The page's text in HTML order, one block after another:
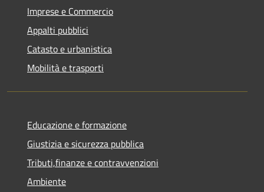
Imprese e Commercio
Appalti pubblici
Catasto e urbanistica
Mobilità e trasporti
Educazione e formazione
Giustizia e sicurezza pubblica
Tributi,finanze e contravvenzioni
Ambiente